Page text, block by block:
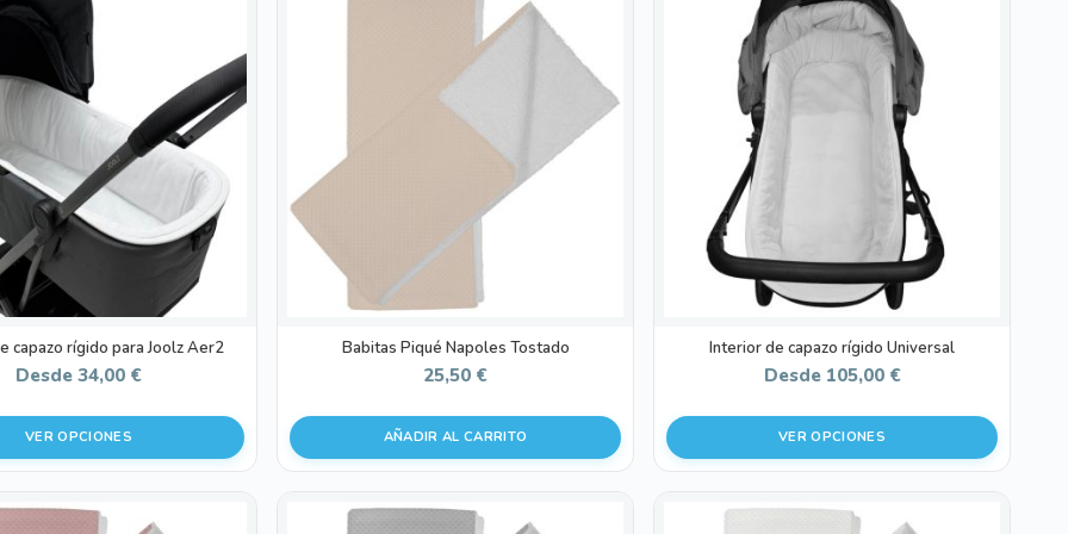
capazo rígido para Joolz Aer2
Desde 34,00 €
VER OPCIONES
Babitas Piqué Napoles Tostado
25,50 €
AÑADIR AL CARRITO
Interior de capazo rígido Universal
Desde 105,00 €
VER OPCIONES
producto